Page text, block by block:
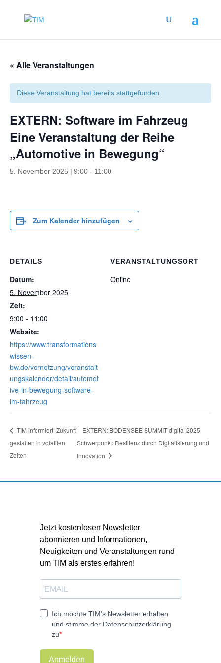
« Alle Veranstaltungen
Diese Veranstaltung hat bereits stattgefunden.
EXTERN: Software im Fahrzeug
Eine Veranstaltung der Reihe
„Automotive in Bewegung“
5. November 2025 | 9:00 - 11:00
Zum Kalender hinzufügen
DETAILS
Datum:
5. November 2025
Zeit:
9:00 - 11:00
Website:
https://www.transformations
wissen-
bw.de/vernetzung/veranstalt
ungskalender/detail/automot
ive-in-bewegung-software-
im-fahrzeug
VERANSTALTUNGSORT
Online
TIM informiert: Zukunft
gestalten in volatilen
Zeiten
EXTERN: BODENSEE SUMMIT digital 2025
Schwerpunkt: Resilienz durch Digitalisierung und
Innovation